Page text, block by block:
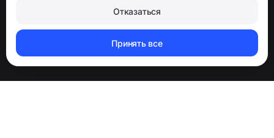
Отказаться
Принять все
Удалить аккаунт и персональные данные